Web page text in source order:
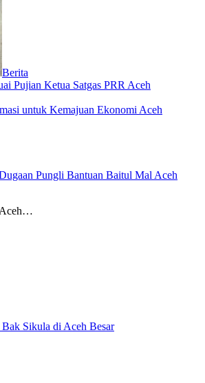
Berita
Pujian Ketua Satgas PRR Aceh
untuk Kemajuan Ekonomi Aceh
Pungli Bantuan Baitul Mal Aceh
Aceh…
Sikula di Aceh Besar